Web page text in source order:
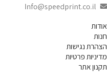
Info@speedprint.co.il
אודות
חנות
הצהרת נגישות
מדיניות פרטיות
תקנון אתר